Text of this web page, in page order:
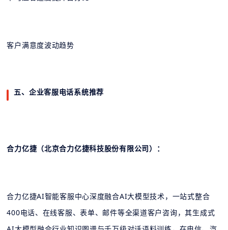
客户满意度波动趋势
五、企业客服电话系统推荐
合力亿捷（北京合力亿捷科技股份有限公司）：
合力亿捷AI智能客服中心深度融合AI大模型技术，一站式整合
400电话、在线客服、表单、邮件等全渠道客户咨询，其生成式